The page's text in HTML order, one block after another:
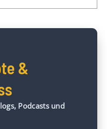
&
Podcasts und